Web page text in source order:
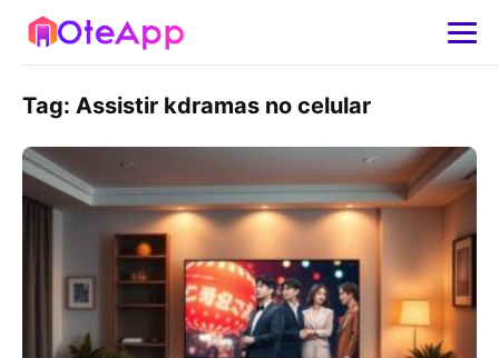
Tag: Assistir kdramas no celular